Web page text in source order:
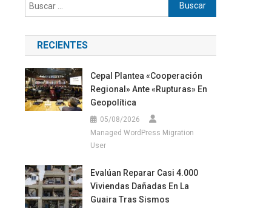
RECIENTES
Cepal Plantea «cooperación
Regional» Ante «rupturas» En
Geopolítica
05/08/2026
Managed WordPress Migration
User
Evalúan Reparar Casi 4.000
Viviendas Dañadas En La
Guaira Tras Sismos